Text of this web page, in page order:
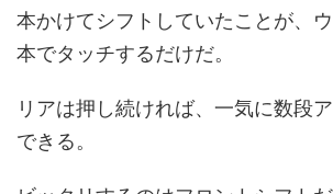
本かけてシフトしていたことが、
本でタッチするだけだ。
リアは押し続ければ、一気に数段
できる。